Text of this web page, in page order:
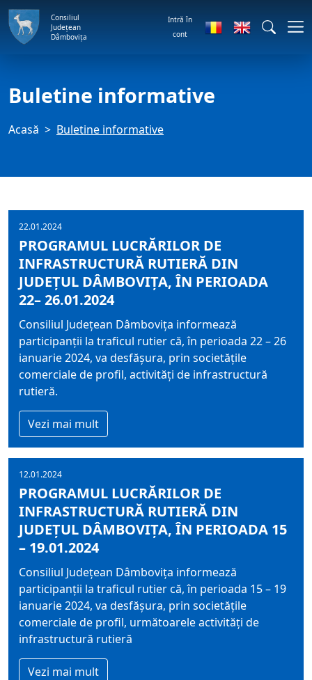
Consiliul
Județean
Dâmbovița
Intră în
cont
Buletine informative
Acasă Buletine informative
22.01.2024
PROGRAMUL LUCRĂRILOR DE
INFRASTRUCTURĂ RUTIERĂ DIN
JUDEȚUL DÂMBOVIȚA, ÎN PERIOADA
22– 26.01.2024
Consiliul Judeţean Dâmboviţa informează
participanţii la traficul rutier că, în perioada 22 – 26
ianuarie 2024, va desfășura, prin societățile
comerciale de profil, activități de infrastructură
rutieră.
Vezi mai mult
12.01.2024
PROGRAMUL LUCRĂRILOR DE
INFRASTRUCTURĂ RUTIERĂ DIN
JUDEȚUL DÂMBOVIȚA, ÎN PERIOADA 15
– 19.01.2024
Consiliul Judeţean Dâmboviţa informează
participanţii la traficul rutier că, în perioada 15 – 19
ianuarie 2024, va desfășura, prin societățile
comerciale de profil, următoarele activități de
infrastructură rutieră
Vezi mai mult